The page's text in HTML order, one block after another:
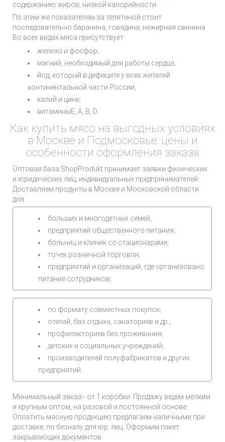
содержанию жиров, низкой калорийности.
По этим же показателям за телятиной стоит
последовательно баранина, говядина, нежирная свинина.
Во всех видах мяса присутствует:
железо и фосфор;
магний, необходимый для работы сердца;
йод, который в дефиците у всех жителей
континентальной части России;
калий и цинк;
витаминыЕ, А, В, D.
Как купить мясо на выгодных условиях
в Москве и Подмосковье: цены и
особенности оформления заказа
Оптовая база ShopProdukt принимает заявки физических
и юридических лиц, индивидуальных предпринимателей.
Доставляем продукты в Москве и Московской области
для:
больших и многодетных семей,
предприятий общественного питания;
больниц и клиник со стационарами;
точек розничной торговли;
предприятий и организаций, где организовано
питание сотрудников;
по формату совместных покупок;
отелей, баз отдыха, санаториев и др.;
профилакториев без проживания;
детских и социальных учреждений;
производителей полуфабрикатов и других
предприятий.
Минимальный заказ - от 1 коробки. Продажу ведем мелким
и крупным оптом, на разовой и постоянной основе.
Оплатить мясную продукцию предлагаем наличными при
доставке, по безналу для юр. лиц. Оформим пакет
закрывающих документов.